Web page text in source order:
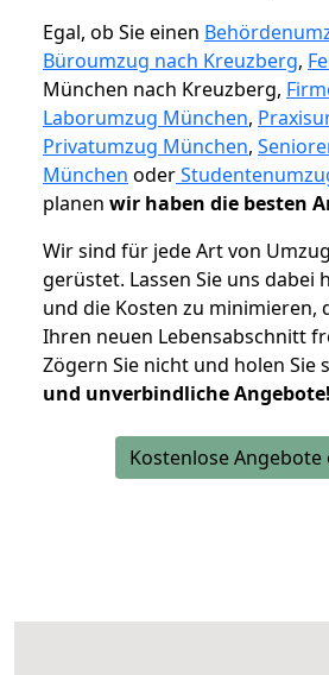
Egal, ob Sie einen
Büroumzug nach Kreuzberg,
München nach Kreuzberg,
Laborumzug München,
Privatumzug München,
München oder
planen wir haben die besten
Wir sind für jede Art von
gerüstet. Lassen Sie uns dabei
und die Kosten zu minimieren,
Ihren neuen Lebensabschnitt
Zögern Sie nicht und holen Sie
und unverbindliche Angebote!
Kostenlose Angebote